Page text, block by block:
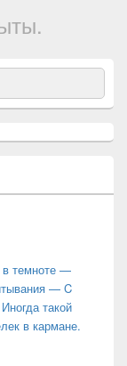
в темноте —
— C
такой
в кармане.